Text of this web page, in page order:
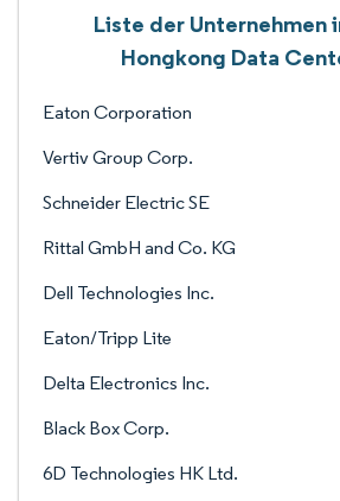
Liste der Unternehmen
Hongkong Data
Eaton Corporation
Vertiv Group Corp.
Schneider Electric SE
Rittal GmbH and Co. KG
Dell Technologies Inc.
Eaton/Tripp Lite
Delta Electronics Inc.
Black Box Corp.
6D Technologies HK Ltd.